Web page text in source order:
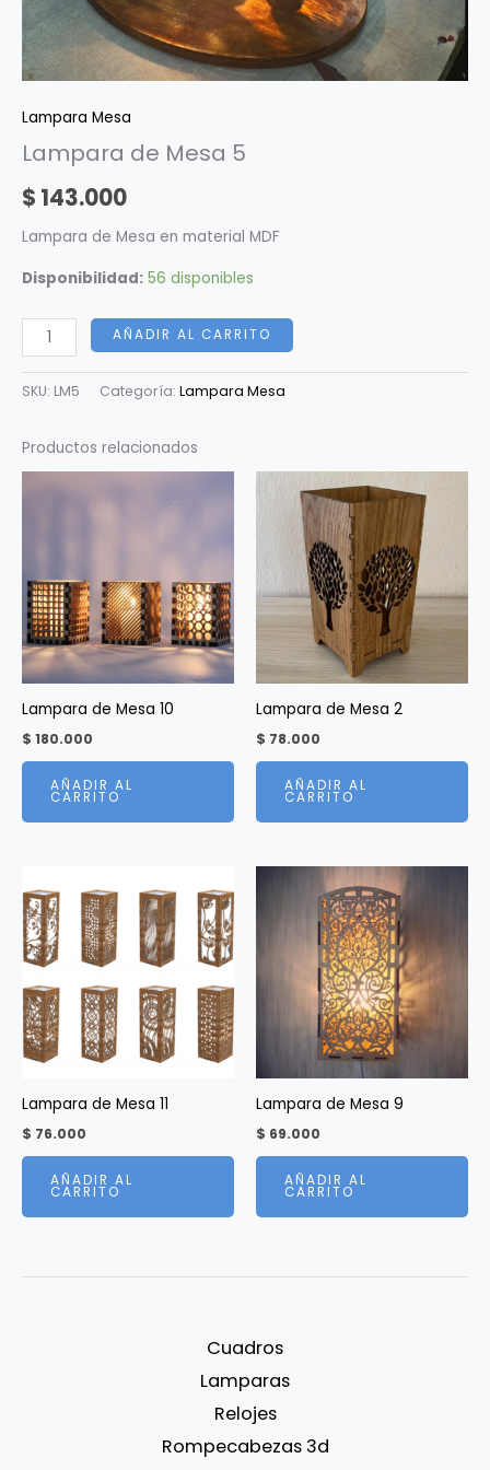
Lampara Mesa
Lampara de Mesa 5
$ 143.000
Lampara de Mesa en material MDF
Disponibilidad: 56 disponibles
AÑADIR AL CARRITO
SKU: LM5 Categoría: Lampara Mesa
Productos relacionados
Lampara de Mesa 10
$ 180.000
AÑADIR AL
CARRITO
Lampara de Mesa 2
$ 78.000
AÑADIR AL
CARRITO
Lampara de Mesa 11
$ 76.000
AÑADIR AL
CARRITO
Lampara de Mesa 9
$ 69.000
AÑADIR AL
CARRITO
Cuadros
Lamparas
Relojes
Rompecabezas 3d